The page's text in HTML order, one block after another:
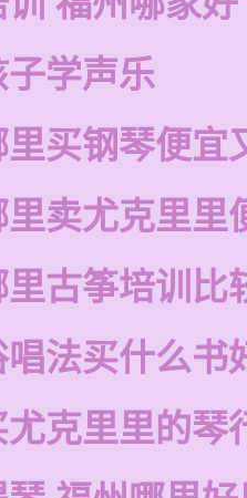
子学声乐
买钢琴便宜
卖尤克里里
古筝培训比
唱法买什么书
克里里的琴